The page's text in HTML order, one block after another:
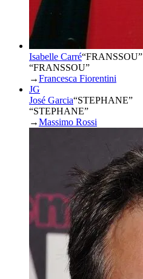
Isabelle Carré“FRANSSOU”
“FRANSSOU”
→Francesca Fiorentini
JG
José Garcia“STEPHANE”
“STEPHANE”
→Massimo Rossi